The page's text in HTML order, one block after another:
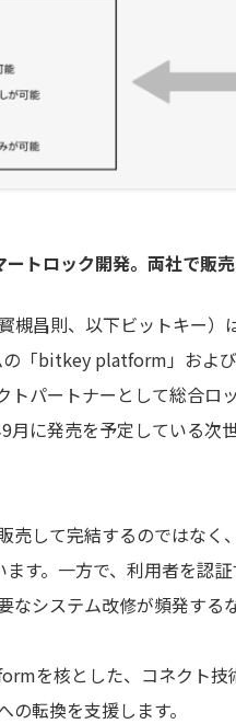
トロック開発。両社で販売
槻昌則、以下ビットキー）
「bitkey platform」およ
パートナーとして総合ロ
に発売を予定している次
して完結するのではなく
す。一方で、利用者を認
システム改修が頻発する
を核とした、コネクト技
転換を支援します。